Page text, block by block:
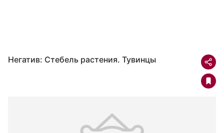
Негатив: Стебель растения. Тувинцы